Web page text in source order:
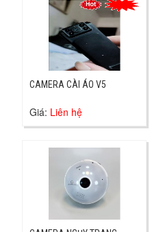
CAMERA CÀI ÁO V5
Giá: Liên hệ